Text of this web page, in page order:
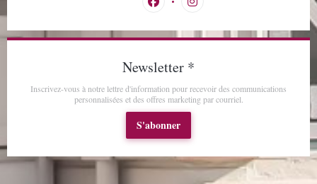
Facebook ((ouvre une nouvelle
Instagram ((ouvre une
Newsletter *
Inscrivez-vous à notre lettre d'information pour recevoir des communications
personnalisées et des offres marketing par courriel.
S'abonner